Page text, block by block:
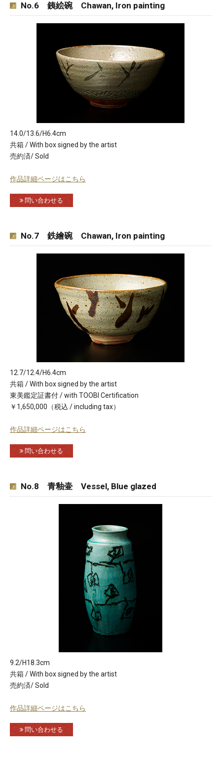
No.6 銕絵碗 Chawan, Iron painting
14.0/13.6/H6.4cm
共箱 / With box signed by the artist
売約済/ Sold
作品詳細ページはこちら
問い合わせる
No.7 鉄繪碗 Chawan, Iron painting
12.7/12.4/H6.4cm
共箱 / With box signed by the artist
東美鑑定証書付 / with TOOBI Certification
￥1,650,000（税込 / including tax）
作品詳細ページはこちら
問い合わせる
No.8 青釉壷 Vessel, Blue glazed
9.2/H18.3cm
共箱 / With box signed by the artist
売約済/ Sold
作品詳細ページはこちら
問い合わせる